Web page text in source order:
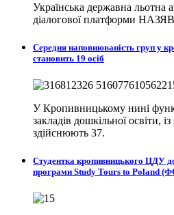
Українська державна льотна
діалогової платформи
Середня наповнюваність груп у
становить 19 осіб
У Кропивницькому нині
закладів дошкільної освіти,
здійснюють 37.
Студентка кропивницького ЦДУ
програми Study Tours to Poland